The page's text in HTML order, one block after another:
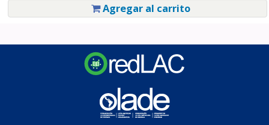
Agregar al carrito